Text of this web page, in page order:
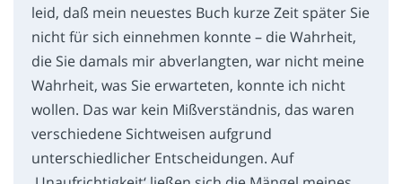
leid, daß mein neuestes Buch kurze Zeit später Sie
nicht für sich einnehmen konnte – die Wahrheit,
die Sie damals mir abverlangten, war nicht meine
Wahrheit, was Sie erwarteten, konnte ich nicht
wollen. Das war kein Mißverständnis, das waren
verschiedene Sichtweisen aufgrund
unterschiedlicher Entscheidungen. Auf